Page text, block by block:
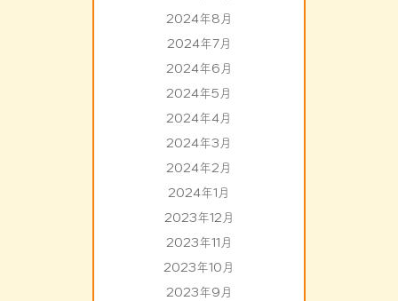
2024年8月
2024年7月
2024年6月
2024年5月
2024年4月
2024年3月
2024年2月
2024年1月
2023年12月
2023年11月
2023年10月
2023年9月